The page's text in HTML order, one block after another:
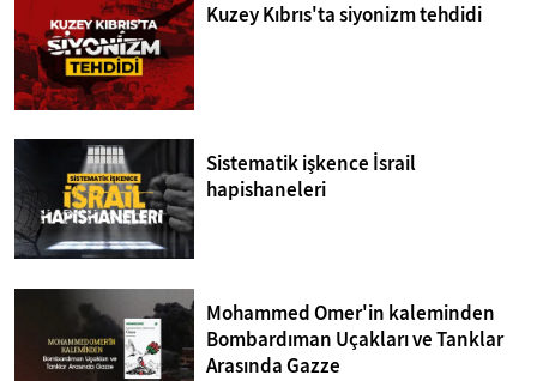
Kuzey Kıbrıs'ta siyonizm tehdidi
Sistematik işkence İsrail
hapishaneleri
Mohammed Omer'in kaleminden
Bombardıman Uçakları ve Tanklar
Arasında Gazze